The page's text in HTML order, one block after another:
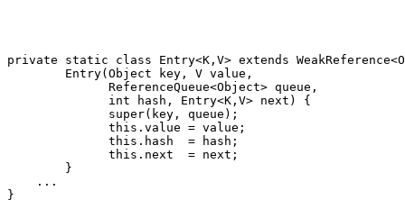
private static class Entry<K,V> extends
        Entry(Object key, V value,
              ReferenceQueue<Object> queue,
              int hash, Entry<K,V> next) {
              super(key, queue);
              this.value = value;
              this.hash  = hash;
              this.next  = next;
        }
    ...
}